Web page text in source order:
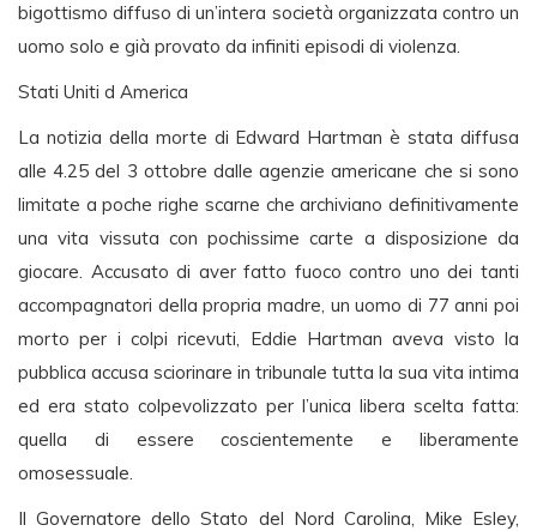
bigottismo diffuso di un’intera società organizzata contro un
uomo solo e già provato da infiniti episodi di violenza.
Stati Uniti d America
La notizia della morte di Edward Hartman è stata diffusa
alle 4.25 del 3 ottobre dalle agenzie americane che si sono
limitate a poche righe scarne che archiviano definitivamente
una vita vissuta con pochissime carte a disposizione da
giocare. Accusato di aver fatto fuoco contro uno dei tanti
accompagnatori della propria madre, un uomo di 77 anni poi
morto per i colpi ricevuti, Eddie Hartman aveva visto la
pubblica accusa sciorinare in tribunale tutta la sua vita intima
ed era stato colpevolizzato per l’unica libera scelta fatta:
quella di essere coscientemente e liberamente
omosessuale.
Il Governatore dello Stato del Nord Carolina, Mike Esley,